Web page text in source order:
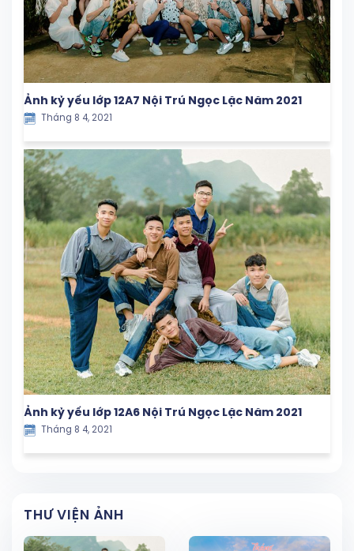
Ảnh kỷ yếu lớp 12A7 Nội Trú Ngọc Lặc Năm 2021
Tháng 8 4, 2021
Ảnh kỷ yếu lớp 12A6 Nội Trú Ngọc Lặc Năm 2021
Tháng 8 4, 2021
THƯ VIỆN ẢNH